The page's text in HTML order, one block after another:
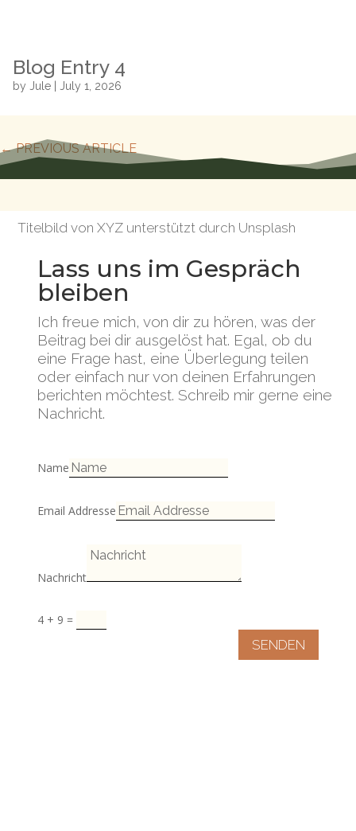
Blog Entry 4
by Jule July 1, 2026
←PREVIOUS ARTICLE
Titelbild von XYZ unterstützt durch Unsplash
Lass uns im Gespräch
bleiben
Ich freue mich, von dir zu hören, was der
Beitrag bei dir ausgelöst hat. Egal, ob du
eine Frage hast, eine Überlegung teilen
oder einfach nur von deinen Erfahrungen
berichten möchtest. Schreib mir gerne eine
Nachricht.
Name
Email Addresse
Nachricht
4 + 9 =
SENDEN